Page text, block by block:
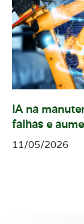
IA na
falhas e
11/05/2026